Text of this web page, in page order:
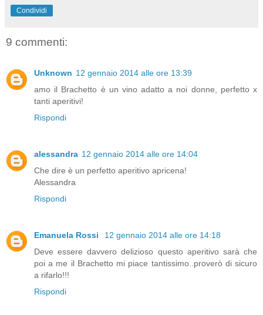
Condividi
9 commenti:
Unknown 12 gennaio 2014 alle ore 13:39
amo il Brachetto è un vino adatto a noi donne, perfetto x
tanti aperitivi!
Rispondi
alessandra 12 gennaio 2014 alle ore 14:04
Che dire è un perfetto aperitivo apricena!
Alessandra
Rispondi
Emanuela Rossi
12 gennaio 2014 alle ore 14:18
Deve essere davvero delizioso questo aperitivo sarà che
poi a me il Brachetto mi piace tantissimo..proverò di sicuro
a rifarlo!!!
Rispondi